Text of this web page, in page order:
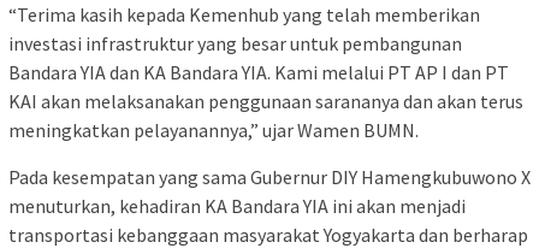
“Terima kasih kepada Kemenhub yang telah memberikan
investasi infrastruktur yang besar untuk pembangunan
Bandara YIA dan KA Bandara YIA. Kami melalui PT AP I dan PT
KAI akan melaksanakan penggunaan sarananya dan akan terus
meningkatkan pelayanannya,” ujar Wamen BUMN.
Pada kesempatan yang sama Gubernur DIY Hamengkubuwono X
menuturkan, kehadiran KA Bandara YIA ini akan menjadi
transportasi kebanggaan masyarakat Yogyakarta dan berharap